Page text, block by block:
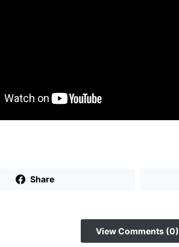
Share
View Comments (0)